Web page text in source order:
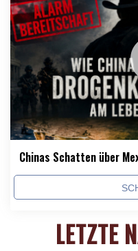
Chinas Schatten über
LETZTE